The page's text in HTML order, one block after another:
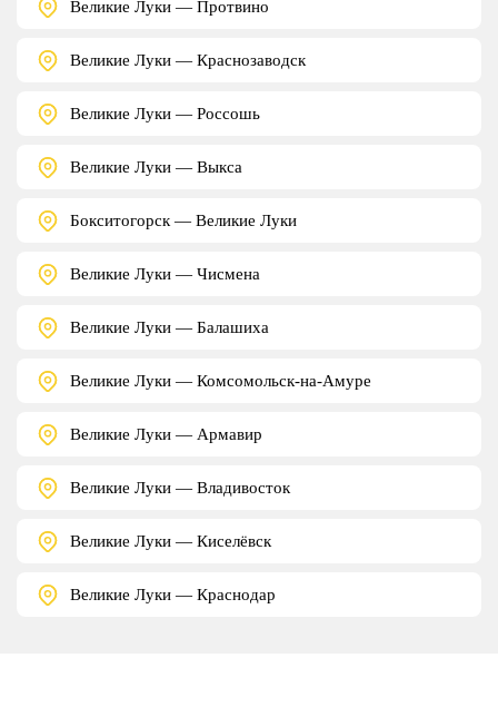
Великие Луки — Протвино
Великие Луки — Краснозаводск
Великие Луки — Россошь
Великие Луки — Выкса
Бокситогорск — Великие Луки
Великие Луки — Чисмена
Великие Луки — Балашиха
Великие Луки — Комсомольск-на-Амуре
Великие Луки — Армавир
Великие Луки — Владивосток
Великие Луки — Киселёвск
Великие Луки — Краснодар